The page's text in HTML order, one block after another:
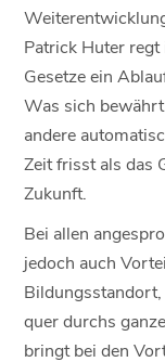
Patrick Huter
Gesetze ein
Was sich
andere
Zeit frisst als das
Zukunft.
Bei allen
jedoch auch
quer durchs
bringt bei den